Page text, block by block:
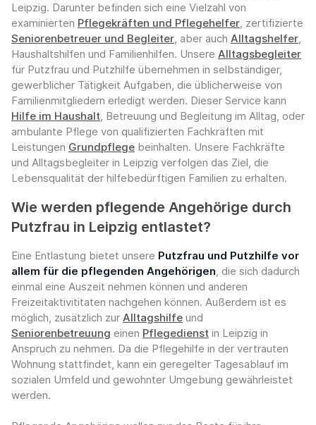
Leipzig. Darunter befinden sich eine Vielzahl von
examinierten Pflegekräften und Pflegehelfer, zertifizierte
Seniorenbetreuer und Begleiter, aber auch Alltagshelfer,
Haushaltshilfen und Familienhilfen. Unsere Alltagsbegleiter
für Putzfrau und Putzhilfe übernehmen in selbständiger,
gewerblicher Tätigkeit Aufgaben, die üblicherweise von
Familienmitgliedern erledigt werden. Dieser Service kann
Hilfe im Haushalt, Betreuung und Begleitung im Alltag, oder
ambulante Pflege von qualifizierten Fachkräften mit
Leistungen Grundpflege beinhalten. Unsere Fachkräfte
und Alltagsbegleiter in Leipzig verfolgen das Ziel, die
Lebensqualität der hilfebedürftigen Familien zu erhalten.
Wie werden pflegende Angehörige durch
Putzfrau in Leipzig entlastet?
Eine Entlastung bietet unsere Putzfrau und Putzhilfe vor
allem für die pflegenden Angehörigen, die sich dadurch
einmal eine Auszeit nehmen können und anderen
Freizeitaktivititaten nachgehen können. Außerdem ist es
möglich, zusätzlich zur Alltagshilfe und
Seniorenbetreuung einen Pflegedienst in Leipzig in
Anspruch zu nehmen. Da die Pflegehilfe in der vertrauten
Wohnung stattfindet, kann ein geregelter Tagesablauf im
sozialen Umfeld und gewohnter Umgebung gewährleistet
werden.